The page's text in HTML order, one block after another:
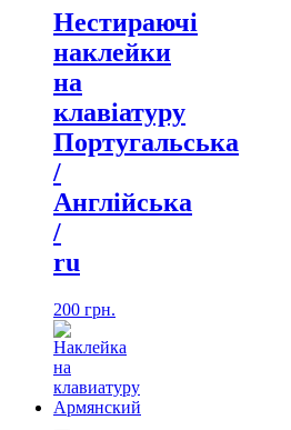
Нестираючі
наклейки
на
клавіатуру
Португальська
/
Англійська
/
ru
200 грн.